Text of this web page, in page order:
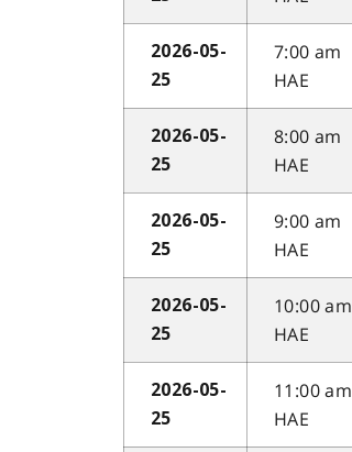
2026-05-
25
7:00 am
HAE
2026-05-
25
8:00 am
HAE
2026-05-
25
9:00 am
HAE
2026-05-
25
10:00 am
HAE
2026-05-
25
11:00 am
HAE